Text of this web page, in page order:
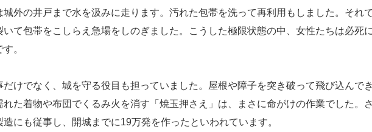
外の井戸まで水を汲みに走ります。汚れた包帯を洗って再利用もしました。それ
いて包帯をこしらえ急場をしのぎました。こうした極限状態の中、女性たちは必死に
。
けでなく、城を守る役目も担っていました。屋根や障子を突き破って飛び込んでき
た着物や布団でくるみ火を消す「焼玉押さえ」は、まさに命がけの作業でした。さ
にも従事し、開城までに19万発を作ったといわれています。